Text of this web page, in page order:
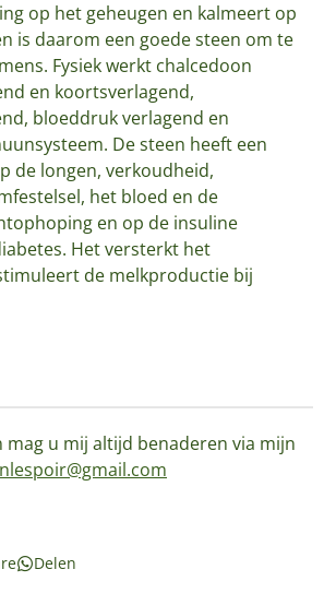
op het geheugen en kalmeert op
is daarom een goede steen om te
Fysiek werkt chalcedoon
en koortsverlagend,
bloeddruk verlagend en
De steen heeft een
de longen, verkoudheid,
het bloed en de
en op de insuline
Het versterkt het
de melkproductie bij
mag u mij altijd benaderen via mijn
Delen